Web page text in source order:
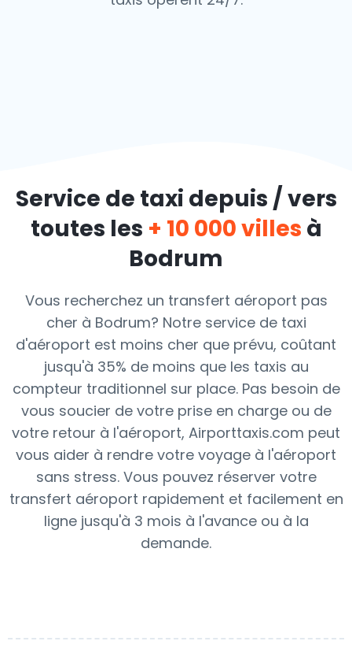
Service de taxi depuis / vers
toutes les + 10 000 villes à
Bodrum
Vous recherchez un transfert aéroport pas
cher à Bodrum? Notre service de taxi
d'aéroport est moins cher que prévu, coûtant
jusqu'à 35% de moins que les taxis au
compteur traditionnel sur place. Pas besoin de
vous soucier de votre prise en charge ou de
votre retour à l'aéroport, Airporttaxis.com peut
vous aider à rendre votre voyage à l'aéroport
sans stress. Vous pouvez réserver votre
transfert aéroport rapidement et facilement en
ligne jusqu'à 3 mois à l'avance ou à la
demande.